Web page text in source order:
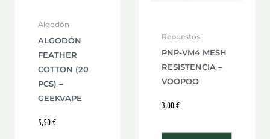
Algodón
ALGODÓN
FEATHER
COTTON (20
PCS) –
GEEKVAPE
5,50€
Repuestos
PNP-VM4 MESH
RESISTENCIA –
VOOPOO
3,00€